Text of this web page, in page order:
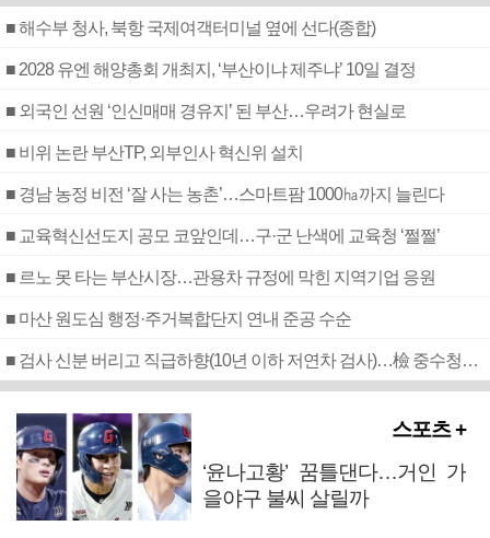
■ 해수부 청사, 북항 국제여객터미널 옆에 선다(종합)
■ 2028 유엔 해양총회 개최지, ‘부산이냐 제주냐’ 10일 결정
■ 외국인 선원 ‘인신매매 경유지’ 된 부산…우려가 현실로
■ 비위 논란 부산TP, 외부인사 혁신위 설치
■ 경남 농정 비전 ‘잘 사는 농촌’…스마트팜 1000㏊까지 늘린다
■ 교육혁신선도지 공모 코앞인데…구·군 난색에 교육청 ‘쩔쩔’
■ 르노 못 타는 부산시장…관용차 규정에 막힌 지역기업 응원
■ 마산 원도심 행정·주거복합단지 연내 준공 수순
■ 검사 신분 버리고 직급하향(10년 이하 저연차 검사)…檢 중수청행 기피
스포츠 +
‘윤나고황’ 꿈틀댄다…거인 가
을야구 불씨 살릴까